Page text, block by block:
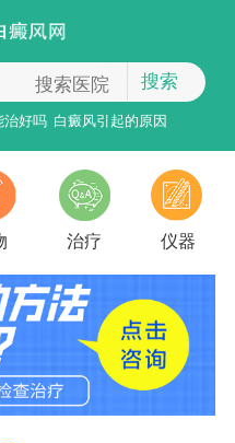
搜索
治好吗 白癜风引起的原因
治疗 仪器